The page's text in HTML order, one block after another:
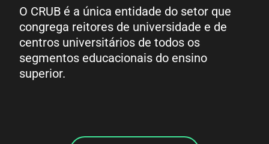
O CRUB é a única entidade do setor que
congrega reitores de universidade e de
centros universitários de todos os
segmentos educacionais do ensino
superior.